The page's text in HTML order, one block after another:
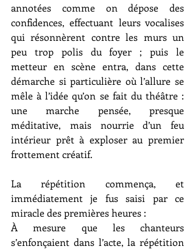
annotées comme on dépose des
confidences, effectuant leurs vocalises
qui résonnèrent contre les murs un
peu trop polis du foyer ; puis le
metteur en scène entra, dans cette
démarche si particulière où l’allure se
mêle à l’idée qu’on se fait du théâtre :
une marche pensée, presque
méditative, mais nourrie d’un feu
intérieur prêt à exploser au premier
frottement créatif.
La répétition commença, et
immédiatement je fus saisi par ce
miracle des premières heures :
À mesure que les chanteurs
s’enfonçaient dans l’acte, la répétition